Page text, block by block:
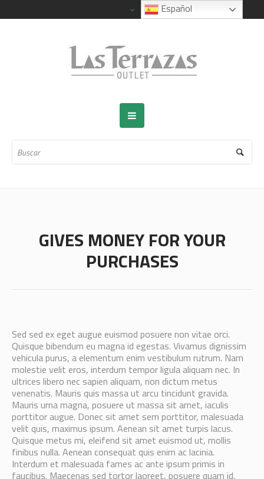
GIVES MONEY FOR YOUR
PURCHASES
Sed sed ex eget augue euismod posuere non vitae orci.
Quisque bibendum eu magna id egestas. Vivamus dignissim
vehicula purus, a elementum enim vestibulum rutrum. Nam
molestie velit eros, interdum tempor ligula aliquam nec. In
ultrices libero nec sapien aliquam, non dictum metus
venenatis. Mauris quis massa ut arcu tincidunt gravida.
Mauris urna magna, posuere ut massa sit amet, iaculis
porttitor augue. Donec sit amet sem porttitor, malesuada
velit quis, maximus ipsum. Aenean sit amet turpis lacus.
Quisque metus mi, eleifend sit amet euismod ut, mollis
finibus nulla. Aenean consequat quis enim ac lacinia.
Interdum et malesuada fames ac ante ipsum primis in
faucibus. Maecenas sed tortor laoreet, posuere quam id,
Español